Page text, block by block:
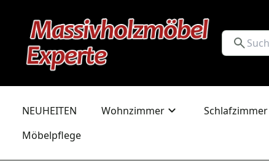
NEUHEITEN Wohnzimmer Schlafzimmer
Möbelpflege